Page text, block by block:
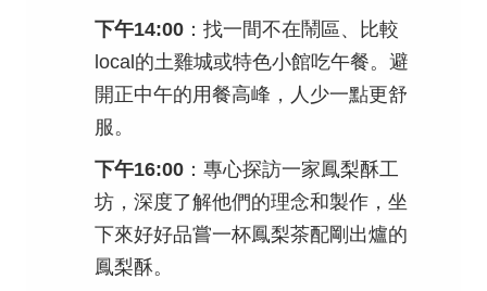
下午14:00 ：找一間不在鬧區、比較
local的土雞城或特色小館吃午餐。避
開正中午的用餐高峰，人少一點更舒
服。
下午16:00 ：專心探訪一家鳳梨酥工
坊，深度了解他們的理念和製作，坐
下來好好品嘗一杯鳳梨茶配剛出爐的
鳳梨酥。